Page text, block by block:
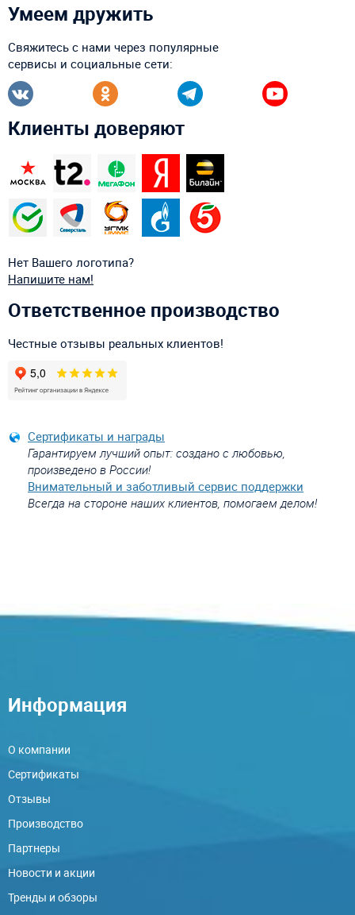
Умеем дружить
Свяжитесь с нами через популярные
сервисы и социальные сети:
Клиенты доверяют
Нет Вашего логотипа?
Напишите нам!
Ответственное производство
Честные отзывы реальных клиентов!
Сертификаты и награды
Гарантируем лучший опыт: создано с любовью,
произведено в России!
Внимательный и заботливый сервис поддержки
Всегда на стороне наших клиентов, помогаем делом!
Информация
О компании
Сертификаты
Отзывы
Производство
Партнеры
Новости и акции
Тренды и обзоры